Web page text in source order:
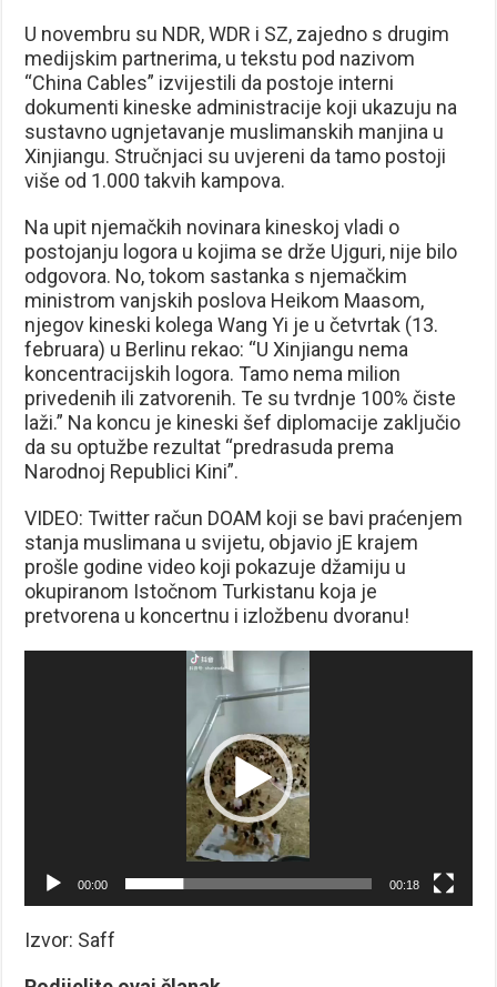
U novembru su NDR, WDR i SZ, zajedno s drugim
medijskim partnerima, u tekstu pod nazivom
“China Cables” izvijestili da postoje interni
dokumenti kineske administracije koji ukazuju na
sustavno ugnjetavanje muslimanskih manjina u
Xinjiangu. Stručnjaci su uvjereni da tamo postoji
više od 1.000 takvih kampova.
Na upit njemačkih novinara kineskoj vladi o
postojanju logora u kojima se drže Ujguri, nije bilo
odgovora. No, tokom sastanka s njemačkim
ministrom vanjskih poslova Heikom Maasom,
njegov kineski kolega Wang Yi je u četvrtak (13.
februara) u Berlinu rekao: “U Xinjiangu nema
koncentracijskih logora. Tamo nema milion
privedenih ili zatvorenih. Te su tvrdnje 100% čiste
laži.” Na koncu je kineski šef diplomacije zaključio
da su optužbe rezultat “predrasuda prema
Narodnoj Republici Kini”.
VIDEO: Twitter račun DOAM koji se bavi praćenjem
stanja muslimana u svijetu, objavio jE krajem
prošle godine video koji pokazuje džamiju u
okupiranom Istočnom Turkistanu koja je
pretvorena u koncertnu i izložbenu dvoranu!
00:00 00:18
Izvor: Saff